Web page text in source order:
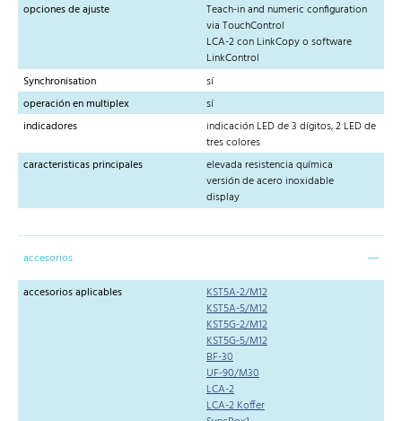
opciones de ajuste
Teach-in and numeric configuration
via TouchControl
LCA-2 con LinkCopy o software
LinkControl
Synchronisation
sí
operación en multiplex
sí
indicadores
indicación LED de 3 dígitos, 2 LED de
tres colores
caracteristicas principales
elevada resistencia química
versión de acero inoxidable
display
accesorios
accesorios aplicables
KST5A-2/M12
KST5A-5/M12
KST5G-2/M12
KST5G-5/M12
BF-30
UF-90/M30
LCA-2
LCA-2 Koffer